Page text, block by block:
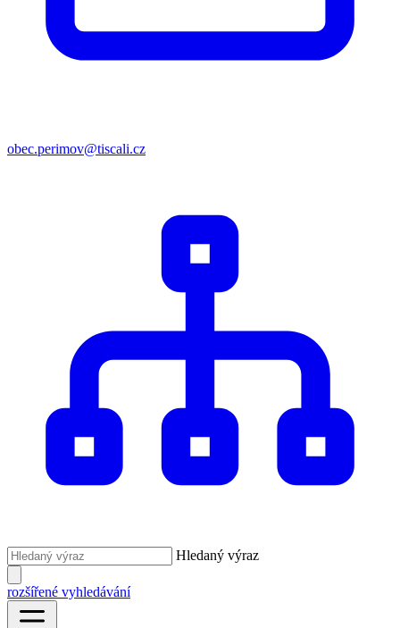
obec.perimov@tiscali.cz
Hledaný výraz
rozšířené vyhledávání